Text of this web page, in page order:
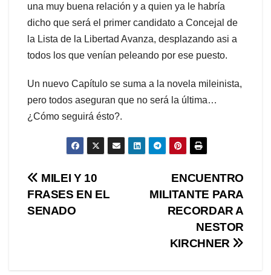
una muy buena relación y a quien ya le habría
dicho que será el primer candidato a Concejal de
la Lista de la Libertad Avanza, desplazando asi a
todos los que venían peleando por ese puesto.
Un nuevo Capítulo se suma a la novela mileinista,
pero todos aseguran que no será la última…
¿Cómo seguirá ésto?.
Navegación
de
ENCUENTRO
MILITANTE PARA
RECORDAR A
NESTOR
KIRCHNER
MILEI Y 10
FRASES EN EL
SENADO